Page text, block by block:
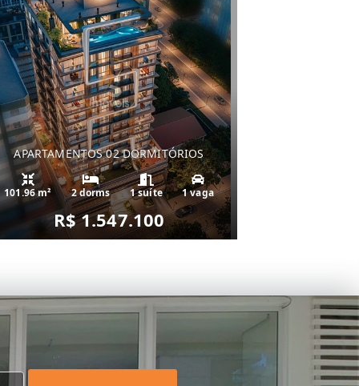
APARTAMENTOS 02 DORMITÓRIOS
101.96 m² 2 dorms 1 suíte 1 vaga
R$ 1.547.100